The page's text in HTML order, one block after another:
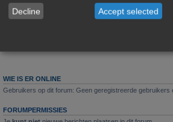
Reacties:
Nieuw onderwerp
WIE IS ER ONLINE
Gebruikers op dit forum: Geen geregistreerde gebruikers
FORUMPERMISSIES
Decline Accept selected